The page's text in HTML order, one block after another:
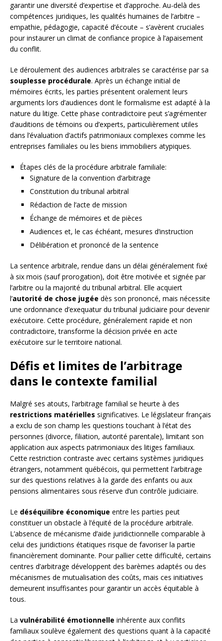
garantir une diversité d’expertise et d’approche. Au-delà des
compétences juridiques, les qualités humaines de l’arbitre –
empathie, pédagogie, capacité d’écoute – s’avèrent cruciales
pour instaurer un climat de confiance propice à l’apaisement
du conflit.
Le déroulement des audiences arbitrales se caractérise par sa
souplesse procédurale. Après un échange initial de
mémoires écrits, les parties présentent oralement leurs
arguments lors d’audiences dont le formalisme est adapté à la
nature du litige. Cette phase contradictoire peut s’agrémenter
d’auditions de témoins ou d’experts, particulièrement utiles
dans l’évaluation d’actifs patrimoniaux complexes comme les
entreprises familiales ou les biens immobiliers atypiques.
Étapes clés de la procédure arbitrale familiale:
Signature de la convention d’arbitrage
Constitution du tribunal arbitral
Rédaction de l’acte de mission
Échange de mémoires et de pièces
Audiences et, le cas échéant, mesures d’instruction
Délibération et prononcé de la sentence
La sentence arbitrale, rendue dans un délai généralement fixé
à six mois (sauf prorogation), doit être motivée et signée par
l’arbitre ou la majorité du tribunal arbitral. Elle acquiert
l’autorité de chose jugée dès son prononcé, mais nécessite
une ordonnance d’exequatur du tribunal judiciaire pour devenir
exécutoire. Cette procédure, généralement rapide et non
contradictoire, transforme la décision privée en acte
exécutoire sur le territoire national.
Défis et limites de l’arbitrage
dans le contexte familial
Malgré ses atouts, l’arbitrage familial se heurte à des
restrictions matérielles significatives. Le législateur français
a exclu de son champ les questions touchant à l’état des
personnes (divorce, filiation, autorité parentale), limitant son
application aux aspects patrimoniaux des litiges familiaux.
Cette restriction contraste avec certains systèmes juridiques
étrangers, notamment québécois, qui permettent l’arbitrage
sur des questions relatives à la garde des enfants ou aux
pensions alimentaires sous réserve d’un contrôle judiciaire.
Le déséquilibre économique entre les parties peut
constituer un obstacle à l’équité de la procédure arbitrale.
L’absence de mécanisme d’aide juridictionnelle comparable à
celui des juridictions étatiques risque de favoriser la partie
financièrement dominante. Pour pallier cette difficulté, certains
centres d’arbitrage développent des barèmes adaptés ou des
mécanismes de mutualisation des coûts, mais ces initiatives
demeurent insuffisantes pour garantir un accès équitable à
tous.
La vulnérabilité émotionnelle inhérente aux conflits
familiaux soulève également des questions quant à la capacité